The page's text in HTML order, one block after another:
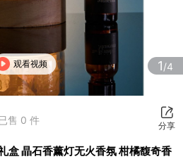
1/4
观看视频
售 0 件 分享
盒 晶石香薰灯无火香氛 柑橘馥奇香